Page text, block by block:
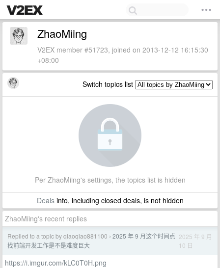
ZhaoMiing
V2EX member #51723, joined on 2013-12-12 16:15:30
+08:00
Switch topics list
Per ZhaoMiing's settings, the topics list is hidden
Dealsinfo, including closed deals, is not hidden
ZhaoMiing's recent replies
Replied to a topic by qiaoqiao881100 › 2025 年 9 月这个时间点
找前端开发工作是不是难度巨大
2025 年 9 月
10 日
https://i.imgur.com/kLC0T0H.png